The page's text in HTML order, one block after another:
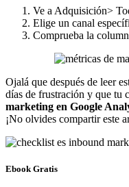
Ve a Adquisición>
Elige un canal
Comprueba la
Ojalá que después de leer
días de frustración y que tu
marketing en Google
¡No olvides compartir este
Ebook Gratis